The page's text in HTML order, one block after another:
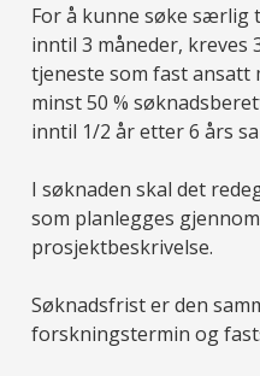
For å kunne søke særlig
inntil 3 måneder, kreves
tjeneste som fast ansatt
minst 50 %
inntil 1/2 år etter 6 års
I søknaden skal det
som planlegges
prosjektbeskrivelse.
Søknadsfrist er den
forskningstermin og